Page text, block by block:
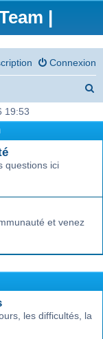
|
Connexion
e
19:53
questions ici
et venez
les difficultés, la